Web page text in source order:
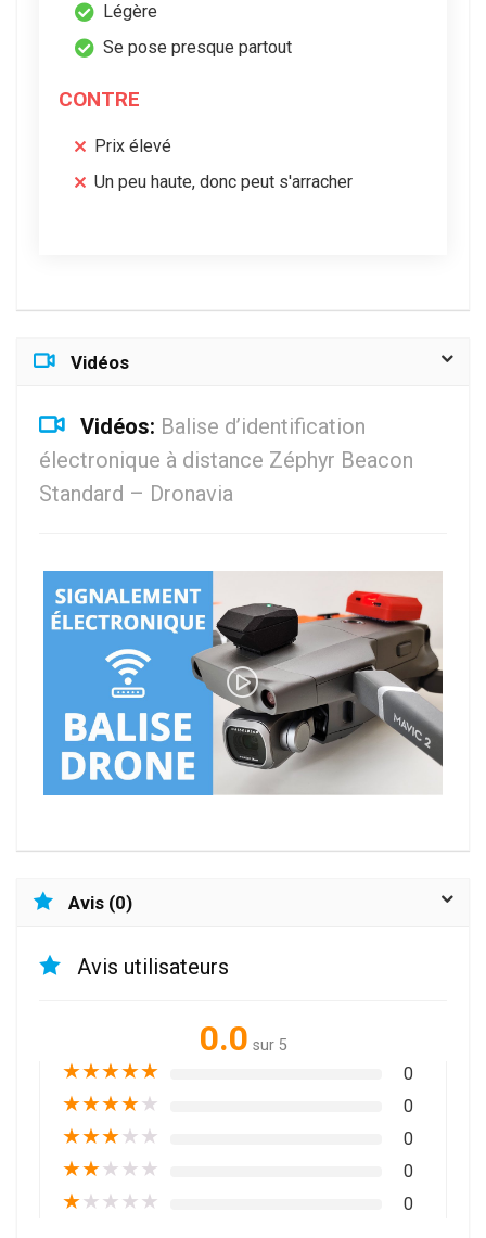
Légère
Se pose presque partout
CONTRE
Prix élevé
Un peu haute, donc peut s'arracher
Vidéos
Vidéos: Balise d’identification
électronique à distance Zéphyr Beacon
Standard – Dronavia
Avis (0)
Avis utilisateurs
0.0 sur 5
★★★★★ 0
★★★★★ 0
★★★★★ 0
★★★★★ 0
★★★★★ 0